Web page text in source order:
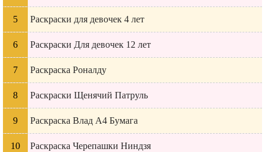
Раскраски для девочек 4 лет
Раскраски Для девочек 12 лет
Раскраска Роналду
Раскраски Щенячий Патруль
Раскраска Влад А4 Бумага
Раскраска Черепашки Ниндзя